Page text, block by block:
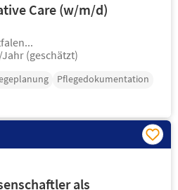
Care (w/m/d)
(geschätzt)
Pflegedokumentation
als